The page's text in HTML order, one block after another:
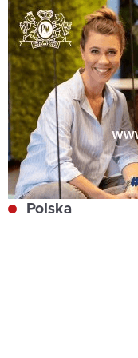
Polska